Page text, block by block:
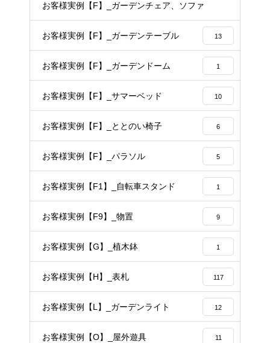
お客様実例【F】_ガーデンチェア、ソファ
14
お客様実例【F】_ガーデンテーブル 13
お客様実例【F】_ガーデンドーム 1
お客様実例【F】_サマーベッド 10
お客様実例【F】_ととのい椅子 6
お客様実例【F】_パラソル 5
お客様実例【F1】_自転車スタンド 1
お客様実例【F9】_物置 9
お客様実例【G】_植木鉢 1
お客様実例【H】_表札 117
お客様実例【L】_ガーデンライト 12
お客様実例【O】_屋外遊具 11